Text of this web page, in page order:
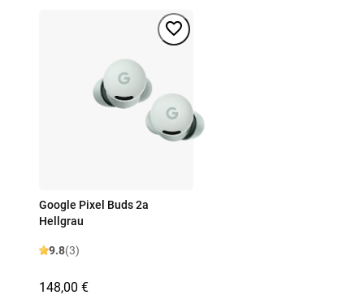
Google Pixel Buds 2a
Hellgrau
9.8(3)
148,00 €